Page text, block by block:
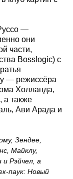
—
они
части,
Bosslogic) с
— режиссёра
Холланда,
а также
Ави Арада и
Зендее,
Майклу,
Рэйчел, а
паук: Новый